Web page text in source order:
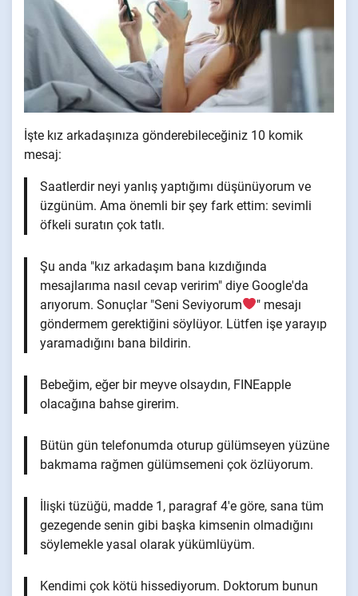
İşte kız arkadaşınıza gönderebileceğiniz 10 komik
mesaj:
Saatlerdir neyi yanlış yaptığımı düşünüyorum ve
üzgünüm. Ama önemli bir şey fark ettim: sevimli
öfkeli suratın çok tatlı.
Şu anda "kız arkadaşım bana kızdığında
mesajlarıma nasıl cevap veririm" diye Google'da
arıyorum. Sonuçlar "Seni Seviyorum
" mesajı
göndermem gerektiğini söylüyor. Lütfen işe yarayıp
yaramadığını bana bildirin.
Bebeğim, eğer bir meyve olsaydın, FINEapple
olacağına bahse girerim.
Bütün gün telefonumda oturup gülümseyen yüzüne
bakmama rağmen gülümsemeni çok özlüyorum.
İlişki tüzüğü, madde 1, paragraf 4'e göre, sana tüm
gezegende senin gibi başka kimsenin olmadığını
söylemekle yasal olarak yükümlüyüm.
Kendimi çok kötü hissediyorum. Doktorum bunun